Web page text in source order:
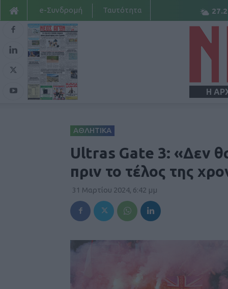
27.2
e-Συνδρομή Ταυτότητα
Η
ΑΘΛΗΤΙΚΑ
Ultras Gate 3: «Δεν
πριν το τέλος της
31 Μαρτίου 2024, 6:42 μμ